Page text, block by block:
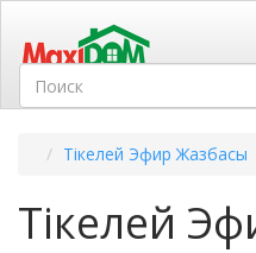
Тікелей Эфир Жазбасы
Тікелей